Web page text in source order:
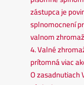
zástupca je
splnomocnení
valnom
4. Valné
prítomná viac
O zasadnutiach